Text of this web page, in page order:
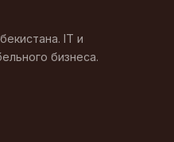
IT и
бизнеса.